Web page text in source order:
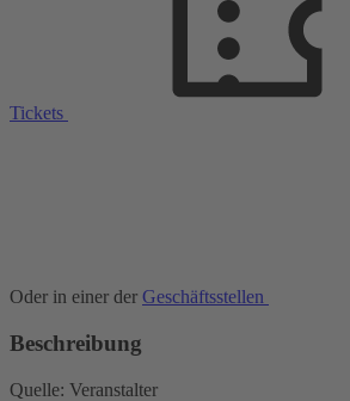
Tickets
Oder in einer der Geschäftsstellen
Beschreibung
Quelle: Veranstalter